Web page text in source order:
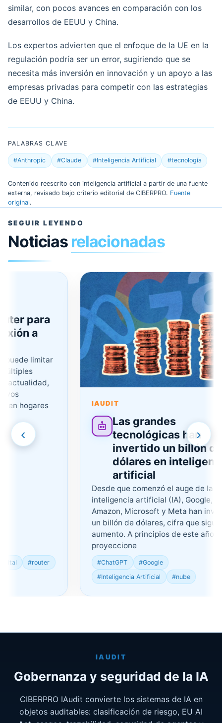
similar, con pocos avances en comparación con los
desarrollos de EEUU y China.
Los expertos advierten que el enfoque de la UE en la
regulación podría ser un error, sugiriendo que se
necesita más inversión en innovación y un apoyo a las
empresas privadas para competir con las estrategias
de EEUU y China.
PALABRAS CLAVE
#Anthropic #Claude #Inteligencia Artificial #tecnología
Contenido reescrito con inteligencia artificial a partir de una fuente
externa, revisado bajo criterio editorial de CIBERPRO. Fuente
original.
SEGUIR LEYENDO
Noticias relacionadas
‹
para
a
limitar
hogares
#router
IAUDIT
Las grandes
tecnológicas han
invertido un billón de
dólares en inteligencia
artificial
Desde que comenzó el auge de la
inteligencia artificial (IA), Google,
Amazon, Microsoft y Meta han invertido
un billón de dólares, cifra que sigue en
aumento. A principios de este año, las
proyeccione
#ChatGPT
#Google
#Inteligencia Artificial
#nube
›
IAUDIT
Gobernanza y seguridad de la IA
CIBERPRO IAudit convierte los sistemas de IA en
objetos auditables: clasificación de riesgo, EU AI